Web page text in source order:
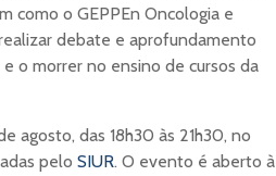
como o GEPPEn Oncologia e
debate e aprofundamento
o morrer no ensino de cursos da
agosto, das 18h30 às 21h30, no
pelo SIUR. O evento é aberto à